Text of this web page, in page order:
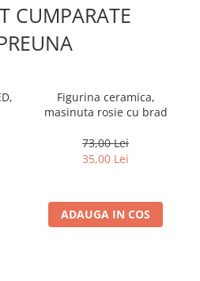
CUMPARATE
Figurina ceramica,
masinuta rosie cu brad
73,00 Lei
35,00 Lei
ADAUGA IN COS